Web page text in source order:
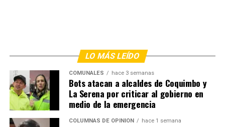
LO MÁS LEÍDO
COMUNALES hace 3 semanas
Bots atacan a alcaldes de Coquimbo y
La Serena por criticar al gobierno en
medio de la emergencia
COLUMNAS DE OPINIÓN hace 1 semana